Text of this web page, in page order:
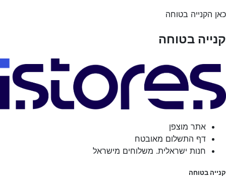
כאן הקנייה בטוחה
קנייה בטוחה
אתר מוצפן
דף התשלום מאובטח
חנות ישראלית. משלוחים מישראל
קנייה בטוחה